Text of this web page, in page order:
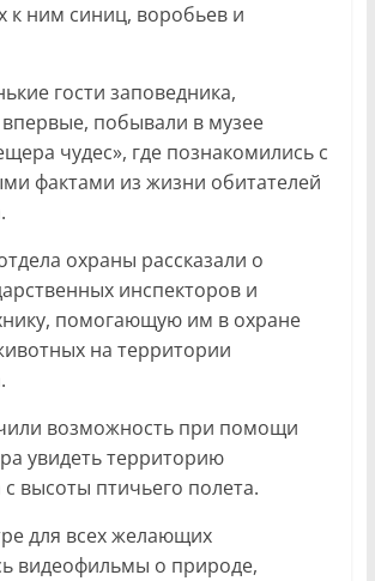
к ним синиц, воробьев и
гости заповедника,
побывали в музее
чудес», где познакомились с
фактами из жизни обитателей
охраны рассказали о
инспекторов и
помогающую им в охране
на территории
возможность при помощи
увидеть территорию
высоты птичьего полета.
для всех желающих
видеофильмы о природе,